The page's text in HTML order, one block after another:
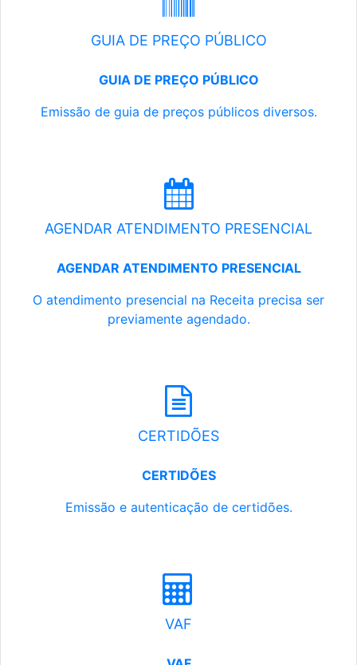
GUIA DE PREÇO PÚBLICO
GUIA DE PREÇO PÚBLICO
Emissão de guia de preços públicos diversos.
AGENDAR ATENDIMENTO PRESENCIAL
AGENDAR ATENDIMENTO PRESENCIAL
O atendimento presencial na Receita precisa ser
previamente agendado.
CERTIDÕES
CERTIDÕES
Emissão e autenticação de certidões.
VAF